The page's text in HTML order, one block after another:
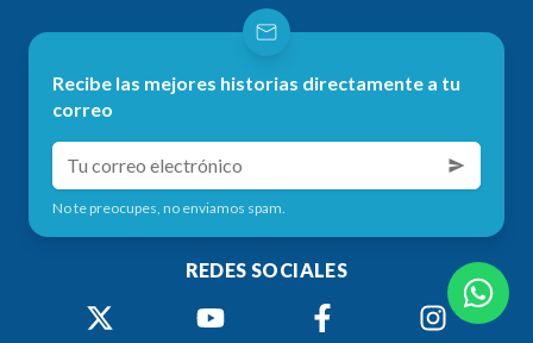
Recibe las mejores historias directamente a tu
correo
No te preocupes, no enviamos spam.
REDES SOCIALES